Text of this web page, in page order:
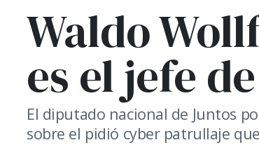
Waldo
es el jefe
El diputado nacional de Juntos
sobre el pidió cyber patrullaje